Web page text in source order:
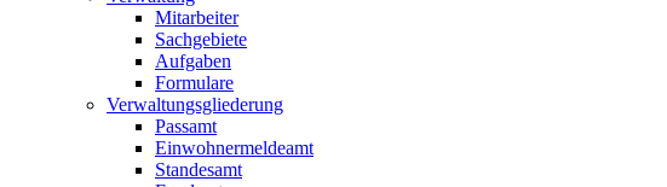
Mitarbeiter
Sachgebiete
Aufgaben
Formulare
Verwaltungsgliederung
Passamt
Einwohnermeldeamt
Standesamt